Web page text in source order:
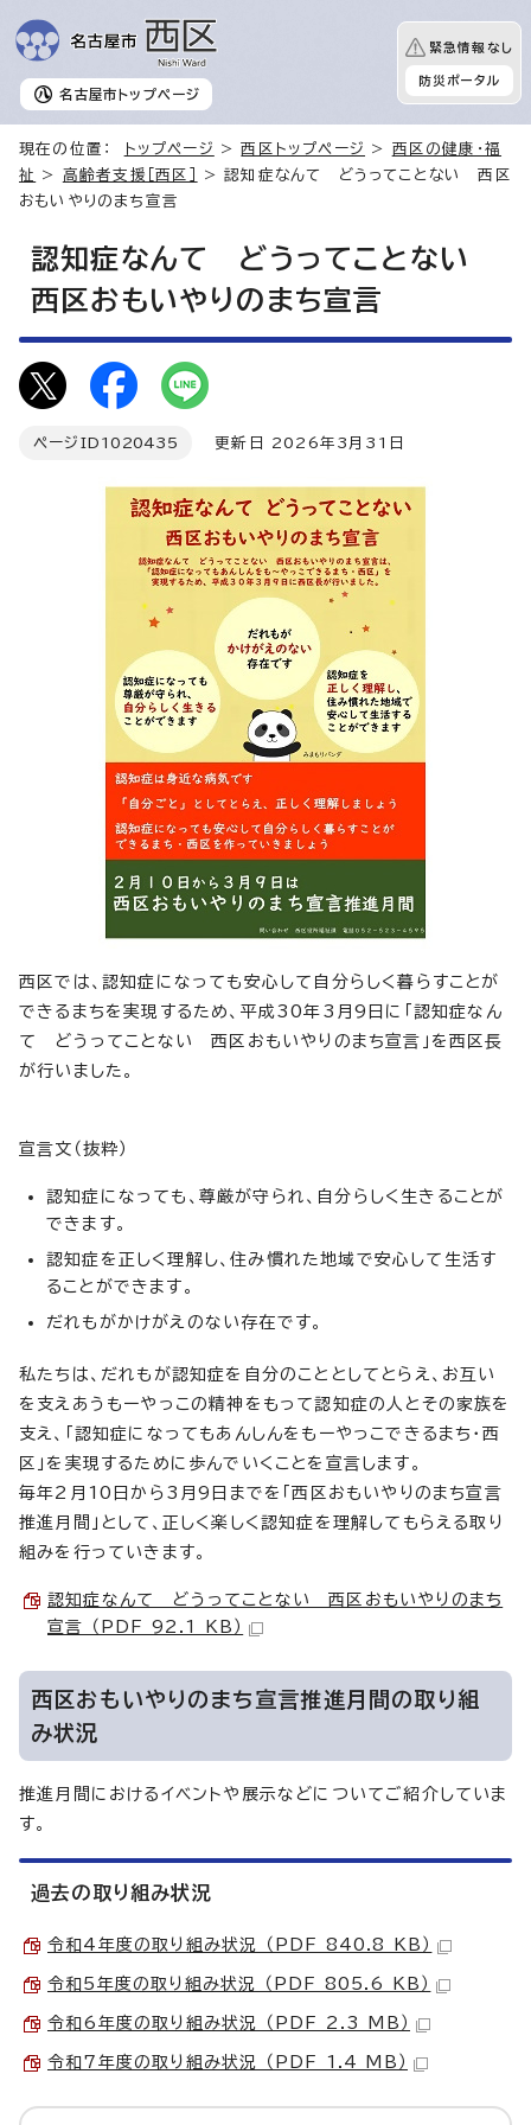
名古屋市 トップページ
緊急情報なし
防災ポータル
現在の位置： トップページ >西区トップページ > 西区の健康・福
祉
> 高齢者支援［西区］
> 認知症なんて どうってことない 西区
おもいやりのまち宣言
認知症なんて どうってことない
西区おもいやりのまち宣言
ページID 1020435 更新日 2026年3月31日
西区では、認知症になっても安心して自分らしく暮らすことが
できるまちを実現するため、平成30年3月9日に「認知症なん
て どうってことない 西区おもいやりのまち宣言」を西区長
が行いました。
宣言文（抜粋）
認知症になっても、尊厳が守られ、自分らしく生きることが
できます。
認知症を正しく理解し、住み慣れた地域で安心して生活す
ることができます。
だれもがかけがえのない存在です。
私たちは、だれもが認知症を自分のこととしてとらえ、お互い
を支えあうもーやっこの精神をもって認知症の人とその家族を
支え、「認知症になってもあんしんをもーやっこできるまち・西
区」を実現するために歩んでいくことを宣言します。
毎年2月10日から3月9日までを「西区おもいやりのまち宣言
推進月間」として、正しく楽しく認知症を理解してもらえる取り
組みを行っていきます。
認知症なんて どうってことない 西区おもいやりのまち
宣言 （PDF 92.1 KB）
西区おもいやりのまち宣言推進月間の取り組
み状況
推進月間におけるイベントや展示などについてご紹介していま
す。
過去の取り組み状況
令和4年度の取り組み状況 （PDF 840.8 KB）
令和5年度の取り組み状況 （PDF 805.6 KB）
令和6年度の取り組み状況 （PDF 2.3 MB）
令和7年度の取り組み状況 （PDF 1.4 MB）